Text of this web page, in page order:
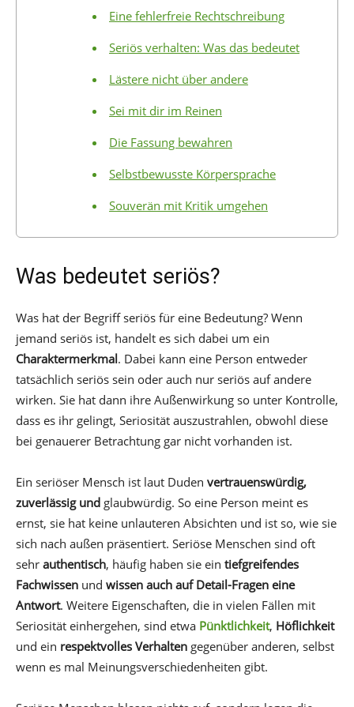
Eine fehlerfreie Rechtschreibung
Seriös verhalten: Was das bedeutet
Lästere nicht über andere
Sei mit dir im Reinen
Die Fassung bewahren
Selbstbewusste Körpersprache
Souverän mit Kritik umgehen
Was bedeutet seriös?
Was hat der Begriff seriös für eine Bedeutung? Wenn
jemand seriös ist, handelt es sich dabei um ein
Charaktermerkmal. Dabei kann eine Person entweder
tatsächlich seriös sein oder auch nur seriös auf andere
wirken. Sie hat dann ihre Außenwirkung so unter Kontrolle,
dass es ihr gelingt, Seriosität auszustrahlen, obwohl diese
bei genauerer Betrachtung gar nicht vorhanden ist.
Ein seriöser Mensch ist laut Duden vertrauenswürdig,
zuverlässig und glaubwürdig. So eine Person meint es
ernst, sie hat keine unlauteren Absichten und ist so, wie sie
sich nach außen präsentiert. Seriöse Menschen sind oft
sehr authentisch, häufig haben sie ein tiefgreifendes
Fachwissen und wissen auch auf Detail-Fragen eine
Antwort. Weitere Eigenschaften, die in vielen Fällen mit
Seriosität einhergehen, sind etwa Pünktlichkeit, Höflichkeit
und ein respektvolles Verhalten gegenüber anderen, selbst
wenn es mal Meinungsverschiedenheiten gibt.